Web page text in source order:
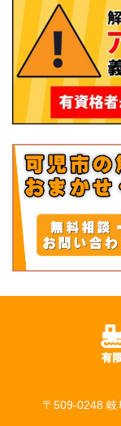
〒509-0248 岐